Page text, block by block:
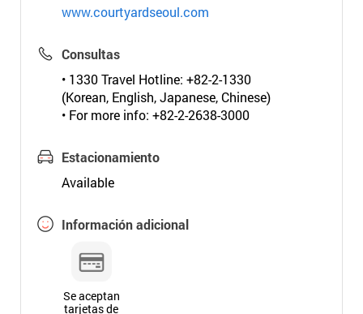
www.courtyardseoul.com
Consultas
• 1330 Travel Hotline: +82-2-1330
(Korean, English, Japanese, Chinese)
• For more info: +82-2-2638-3000
Estacionamiento
Available
Información adicional
Se aceptan
tarjetas de